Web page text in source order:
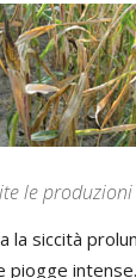
le
la siccità
piogge intense.